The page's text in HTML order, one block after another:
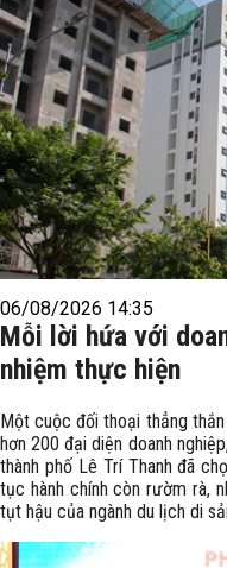
06/08/2026 14:35
Mỗi lời hứa với
nhiệm thực hiện
Một cuộc đối thoại thẳng
hơn 200 đại diện doanh
thành phố Lê Trí Thanh đã
tục hành chính còn rườm rà,
tụt hậu của ngành du lịch di